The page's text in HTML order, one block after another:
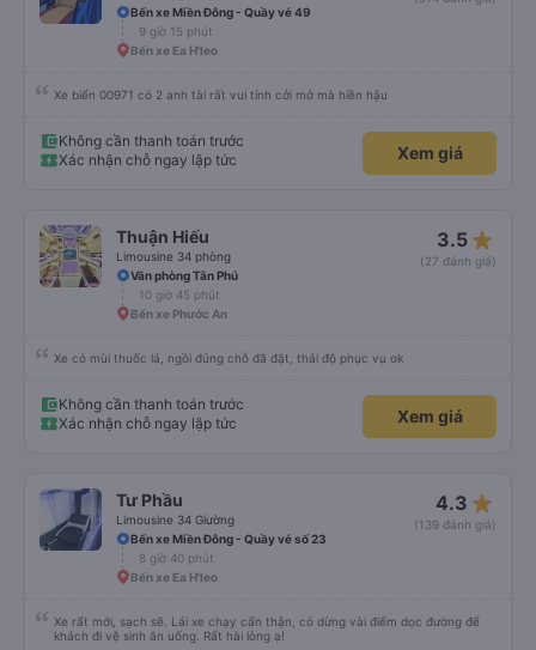
Bến xe Miền Đông - Quầy vé 49
9 giờ 15 phút
Bến xe Ea H'leo
Xe biển 00971 có 2 anh tài rất vui tính cởi mở mà hiền hậu
Không cần thanh toán trước
Xác nhận chỗ ngay lập tức
Xem giá
Thuận Hiếu
Limousine 34 phòng
3.5 star_rate
(27 đánh giá)
Văn phòng Tân Phú
10 giờ 45 phút
Bến xe Phước An
Xe có mùi thuốc lá, ngồi đúng chỗ đã đặt, thái độ phục vụ ok
Không cần thanh toán trước
Xác nhận chỗ ngay lập tức
Xem giá
Tư Phầu
Limousine 34 Giường
4.3 star_rate
(139 đánh giá)
Bến xe Miền Đông - Quầy vé số 23
8 giờ 40 phút
Bến xe Ea H'leo
Xe rất mới, sạch sẽ. Lái xe chạy cẩn thận, có dừng vài điểm dọc đường để
khách đi vệ sinh ăn uống. Rất hài lòng ạ!